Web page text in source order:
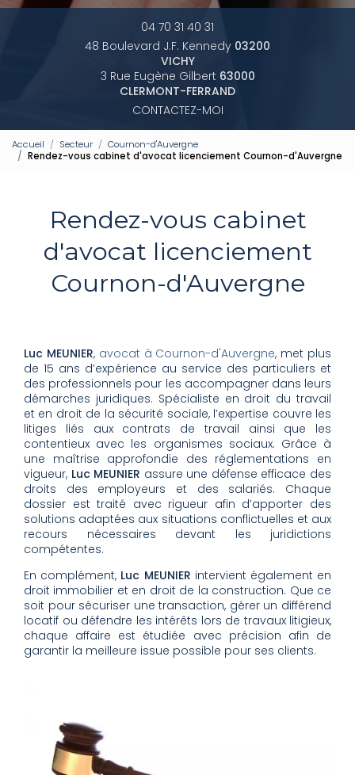
04 70 31 40 31
48 Boulevard J.F. Kennedy 03200
VICHY
3 Rue Eugène Gilbert 63000
CLERMONT-FERRAND
CONTACTEZ-MOI
Accueil Secteur
Cournon-d'Auvergne
Rendez-vous cabinet d'avocat licenciement Cournon-d'Auvergne
Rendez-vous cabinet
d'avocat licenciement
Cournon-d'Auvergne
Luc MEUNIER, avocat à Cournon-d'Auvergne, met plus
de 15 ans d’expérience au service des particuliers et
des professionnels pour les accompagner dans leurs
démarches juridiques. Spécialiste en droit du travail
et en droit de la sécurité sociale, l’expertise couvre les
litiges liés aux contrats de travail ainsi que les
contentieux avec les organismes sociaux. Grâce à
une maîtrise approfondie des réglementations en
vigueur, Luc MEUNIER assure une défense efficace des
droits des employeurs et des salariés. Chaque
dossier est traité avec rigueur afin d’apporter des
solutions adaptées aux situations conflictuelles et aux
recours nécessaires devant les juridictions
compétentes.
En complément, Luc MEUNIER intervient également en
droit immobilier et en droit de la construction. Que ce
soit pour sécuriser une transaction, gérer un différend
locatif ou défendre les intérêts lors de travaux litigieux,
chaque affaire est étudiée avec précision afin de
garantir la meilleure issue possible pour ses clients.